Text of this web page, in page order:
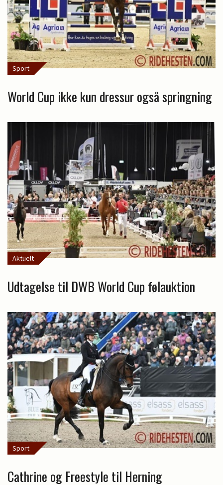
Sport
World Cup ikke kun dressur også springning
Aktuelt
Udtagelse til DWB World Cup følauktion
Sport
Cathrine og Freestyle til Herning